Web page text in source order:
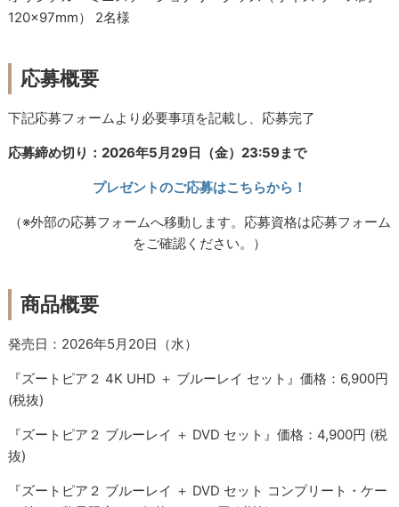
120×97mm） 2名様
応募概要
下記応募フォームより必要事項を記載し、応募完了
応募締め切り：2026年5月29日（金）23:59まで
プレゼントのご応募はこちらから！
（※外部の応募フォームへ移動します。応募資格は応募フォーム
をご確認ください。）
商品概要
発売日：2026年5月20日（水）
『ズートピア２ 4K UHD ＋ ブルーレイ セット』価格：6,900円
(税抜)
『ズートピア２ ブルーレイ ＋ DVD セット』価格：4,900円 (税
抜)
『ズートピア２ ブルーレイ ＋ DVD セット コンプリート・ケー